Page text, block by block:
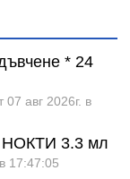
* 24
авг 2026г. в
3.3 мл
17:47:05